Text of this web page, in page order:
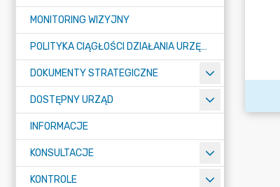
MONITORING WIZYJNY
POLITYKA CIĄGŁOŚCI DZIAŁANIA URZĘDU MIASTA ŻORY
DOKUMENTY STRATEGICZNE
DOSTĘPNY URZĄD
INFORMACJE
KONSULTACJE
KONTROLE